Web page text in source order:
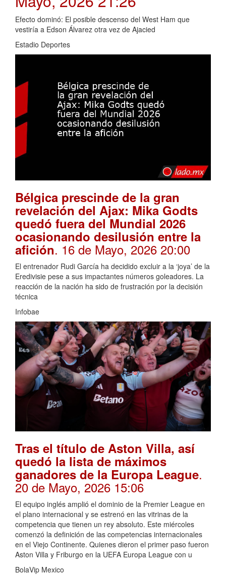
Efecto dominó: El posible descenso del West Ham que
vestiría a Edson Álvarez otra vez de Ajacied
Estadio Deportes
Bélgica prescinde de la gran
revelación del Ajax: Mika Godts
quedó fuera del Mundial 2026
ocasionando desilusión entre la
afición. 16 de Mayo, 2026 20:00
El entrenador Rudi García ha decidido excluir a la ‘joya’ de la
Eredivisie pese a sus impactantes números goleadores. La
reacción de la nación ha sido de frustración por la decisión
técnica
Infobae
Tras el título de Aston Villa, así
quedó la lista de máximos
ganadores de la Europa League.
20 de Mayo, 2026 15:06
El equipo inglés amplió el dominio de la Premier League en
el plano internacional y se estrenó en las vitrinas de la
competencia que tienen un rey absoluto. Este miércoles
comenzó la definición de las competencias internacionales
en el Viejo Continente. Quienes dieron el primer paso fueron
Aston Villa y Friburgo en la UEFA Europa League con u
BolaVip Mexico